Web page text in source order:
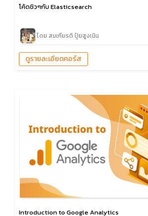
โค้ดชิวๆกับ Elasticsearch
โดย สมเกียรติ ปุ๋ยสูงเนิน
ดูรายละเอียดคอร์ส
Introduction to Google Analytics